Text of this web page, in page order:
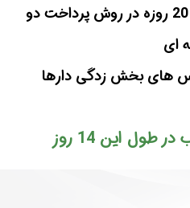
5- باز پرداخت 30 روزه بجای 20 روزه در روش پرداخت دو
ای
این 14 روز